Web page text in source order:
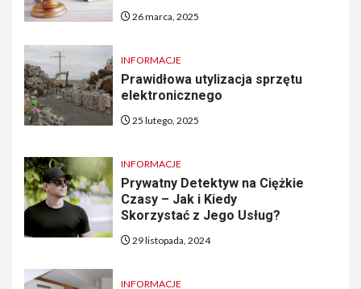
26 marca, 2025
INFORMACJE
Prawidłowa utylizacja sprzętu
elektronicznego
25 lutego, 2025
INFORMACJE
Prywatny Detektyw na Ciężkie
Czasy – Jak i Kiedy
Skorzystać z Jego Usług?
29 listopada, 2024
INFORMACJE